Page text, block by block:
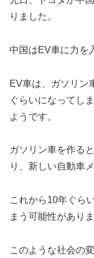
りました。
中国はEV車に力を
EV車は、ガソリン
ぐらいになってし
ようです。
ガソリン車を作る
り、新しい自動車
これから10年ぐら
まう可能性がありま
このような社会の